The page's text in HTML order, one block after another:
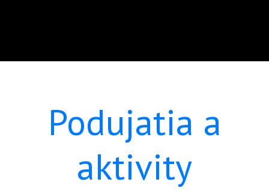
Podujatia a
aktivity